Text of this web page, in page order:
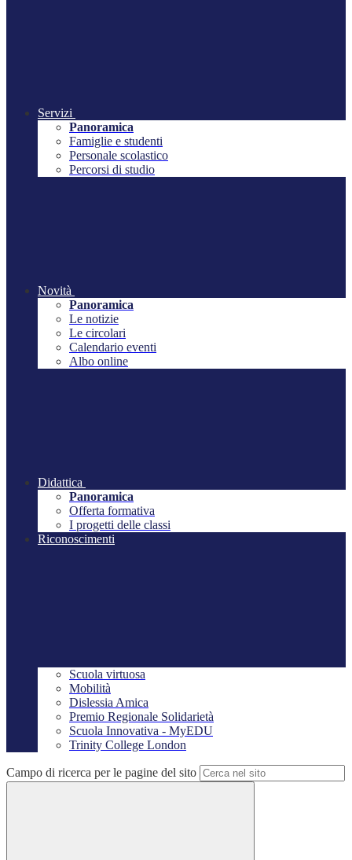
Servizi
Panoramica
Famiglie e studenti
Personale scolastico
Percorsi di studio
Novità
Panoramica
Le notizie
Le circolari
Calendario eventi
Albo online
Didattica
Panoramica
Offerta formativa
I progetti delle classi
Riconoscimenti
Scuola virtuosa
Mobilità
Dislessia Amica
Premio Regionale Solidarietà
Scuola Innovativa - MyEDU
Trinity College London
Campo di ricerca per le pagine del sito